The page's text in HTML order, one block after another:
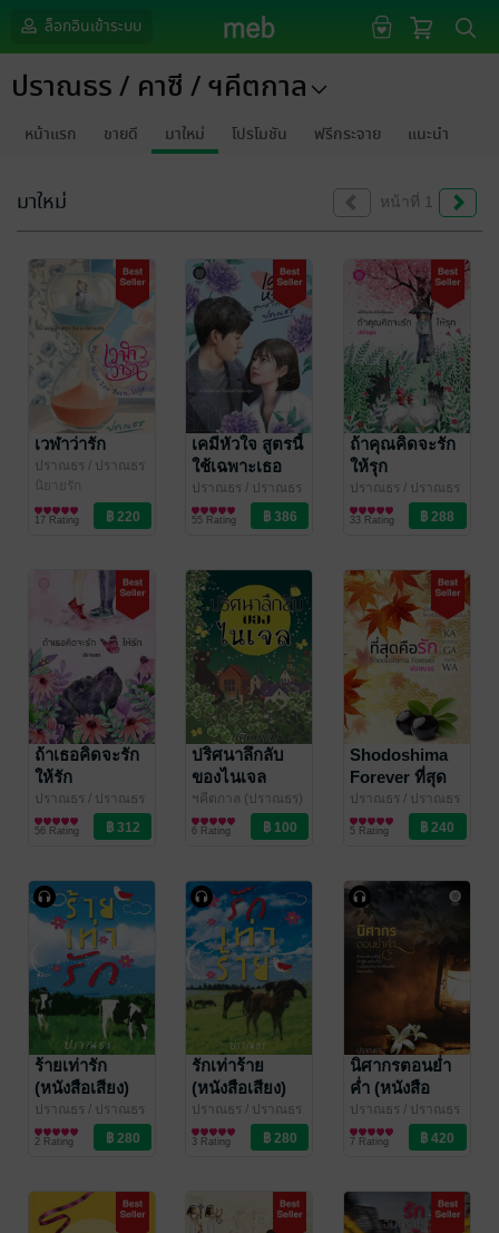
ล็อกอินเข้าระบบ
ปราณธร / คาซี / ฯคีตกาล
หน้าแรก ขายดี มาใหม่ โปรโมชัน ฟรีกระจาย แนะนำ
มาใหม่ หน้าที่ 1
เวฬาว่ารัก
ปราณธร / ปราณธร
/ คาซี / ฯคีตกาล
นิยายรัก
17 Rating
เคมีหัวใจ สูตรนี้
ใช้เฉพาะเธอ
ปราณธร / ปราณธร
/ คาซี / ฯคีตกาล
นิยายรัก
55 Rating
ถ้าคุณคิดจะรัก
ให้รุก
ปราณธร/ ปราณธร
/ คาซี / ฯคีตกาล
นิยายรัก
33 Rating
ถ้าเธอคิดจะรัก
ให้รัก
ปราณธร / ปราณธร
/ คาซี / ฯคีตกาล
นิยายรัก
56 Rating
ปริศนาลึกลับ
ของไนเจล
ฯคีตกาล (ปราณธร)
/ ปราณธร / คาซี / ฯ
คีตกาล
นิยายแฟนตาซี
6 Rating
Shodoshima
Forever ที่สุด
คือรัก
ปราณธร/ ปราณธร
/ คาซี / ฯคีตกาล
นิยายรัก
5 Rating
ร้ายเท่ารัก
(หนังสือเสียง)
ปราณธร / ปราณธร
/ คาซี / ฯคีตกาล
นิยายรัก
2 Rating
รักเท่าร้าย
(หนังสือเสียง)
ปราณธร / ปราณธร
/ คาซี / ฯคีตกาล
นิยายรัก
3 Rating
นิศากรตอนย่ำ
ค่ำ (หนังสือ
เสียง)
ปราณธร/ ปราณธร
/ คาซี / ฯคีตกาล
นิยายรัก
7 Rating